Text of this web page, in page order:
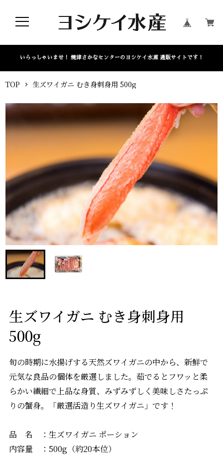
いらっしゃいませ！ 焼津さかなセンターのヨシケイ水産 通販サイトです！
TOP 生ズワイガニ むき身刺身用 500g
生ズワイガニ むき身刺身用
500g
旬の時期に水揚げする天然ズワイガニの中から、新鮮で
元気な良品の個体を厳選しました。茹でるとフワッと柔
らかい繊細で上品な身質、みずみずしく美味しさたっぷ
りの蟹身。「厳選活造り生ズワイガニ」です！
品 名 ：生ズワイガニ ポーション
内容量 ：500g（約20本位）